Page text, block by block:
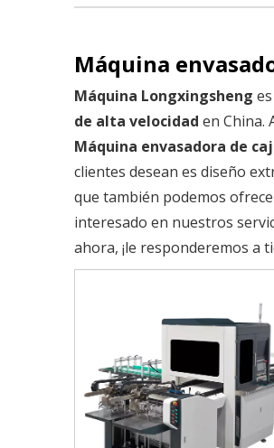
Máquina
Máquina Longxingsheng
de alta velocidad en China.
Máquina envasadora de
clientes desean es diseño
que también podemos
interesado en nuestros
ahora, ¡le responderemos a